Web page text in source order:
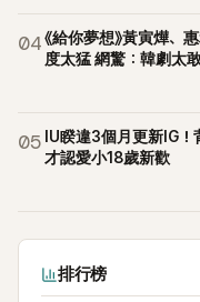
04《給你夢想》黃寅燁、
度太猛 網驚：韓劇太
05 IU睽違3個月更新IG
才認愛小18歲新歡
排行榜